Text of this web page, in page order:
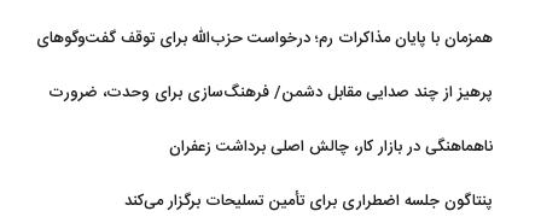
همزمان با پایان مذاکرات رم؛ درخواست حزب‌الله برای توقف گفت‌وگوهای
پرهیز از چند صدایی مقابل دشمن/ فرهنگ‌سازی برای وحدت، ضرورت
امروز کشور است
ناهماهنگی در بازار کار، چالش اصلی برداشت زعفران
پنتاگون جلسه اضطراری برای تأمین تسلیحات برگزار می‌کند